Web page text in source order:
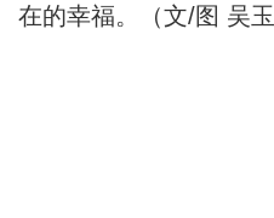
在的幸福。（文/图 吴